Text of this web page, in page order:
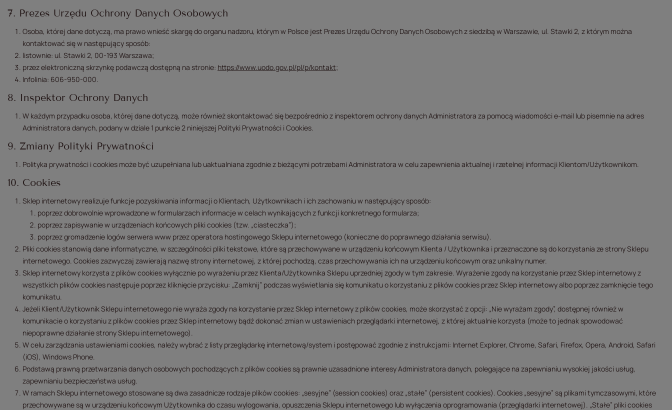
7. Prezes Urzędu Ochrony Danych Osobowych
Osoba, której dane dotyczą, ma prawo wnieść skargę do organu nadzoru, którym w Polsce jest Prezes Urzędu Ochrony Danych Osobowych z siedzibą w Warszawie, ul. Stawki 2, z którym można
kontaktować się w następujący sposób:
listownie: ul. Stawki 2, 00-193 Warszawa;
przez elektroniczną skrzynkę podawczą dostępną na stronie: https://www.uodo.gov.pl/pl/p/kontakt;
Infolinia: 606-950-000.
8. Inspektor Ochrony Danych
W każdym przypadku osoba, której dane dotyczą, może również skontaktować się bezpośrednio z inspektorem ochrony danych Administratora za pomocą wiadomości e-mail lub pisemnie na adres
Administratora danych, podany w dziale 1 punkcie 2 niniejszej Polityki Prywatności i Cookies.
9. Zmiany Polityki Prywatności
Polityka prywatności i cookies może być uzupełniana lub uaktualniana zgodnie z bieżącymi potrzebami Administratora w celu zapewnienia aktualnej i rzetelnej informacji Klientom/Użytkownikom.
10. Cookies
Sklep internetowy realizuje funkcje pozyskiwania informacji o Klientach, Użytkownikach i ich zachowaniu w następujący sposób:
poprzez dobrowolnie wprowadzone w formularzach informacje w celach wynikających z funkcji konkretnego formularza;
poprzez zapisywanie w urządzeniach końcowych pliki cookies (tzw. „ciasteczka”);
poprzez gromadzenie logów serwera www przez operatora hostingowego Sklepu internetowego (konieczne do poprawnego działania serwisu).
Pliki cookies stanowią dane informatyczne, w szczególności pliki tekstowe, które są przechowywane w urządzeniu końcowym Klienta / Użytkownika i przeznaczone są do korzystania ze strony Sklepu
internetowego. Cookies zazwyczaj zawierają nazwę strony internetowej, z której pochodzą, czas przechowywania ich na urządzeniu końcowym oraz unikalny numer.
Sklep internetowy korzysta z plików cookies wyłącznie po wyrażeniu przez Klienta/Użytkownika Sklepu uprzedniej zgody w tym zakresie. Wyrażenie zgody na korzystanie przez Sklep internetowy z
wszystkich plików cookies następuje poprzez kliknięcie przycisku: „Zamknij” podczas wyświetlania się komunikatu o korzystaniu z plików cookies przez Sklep internetowy albo poprzez zamknięcie tego
komunikatu.
Jeżeli Klient/Użytkownik Sklepu internetowego nie wyraża zgody na korzystanie przez Sklep internetowy z plików cookies, może skorzystać z opcji: „Nie wyrażam zgody”, dostępnej również w
komunikacie o korzystaniu z plików cookies przez Sklep internetowy bądź dokonać zmian w ustawieniach przeglądarki internetowej, z której aktualnie korzysta (może to jednak spowodować
niepoprawne działanie strony Sklepu internetowego).
W celu zarządzania ustawieniami cookies, należy wybrać z listy przeglądarkę internetową/system i postępować zgodnie z instrukcjami: Internet Explorer, Chrome, Safari, Firefox, Opera, Android, Safari
(iOS), Windows Phone.
Podstawą prawną przetwarzania danych osobowych pochodzących z plików cookies są prawnie uzasadnione interesy Administratora danych, polegające na zapewnianiu wysokiej jakości usług,
zapewnianiu bezpieczeństwa usług.
W ramach Sklepu internetowego stosowane są dwa zasadnicze rodzaje plików cookies: „sesyjne” (session cookies) oraz „stałe” (persistent cookies). Cookies „sesyjne” są plikami tymczasowymi, które
przechowywane są w urządzeniu końcowym Użytkownika do czasu wylogowania, opuszczenia Sklepu internetowego lub wyłączenia oprogramowania (przeglądarki internetowej). „Stałe” pliki cookies